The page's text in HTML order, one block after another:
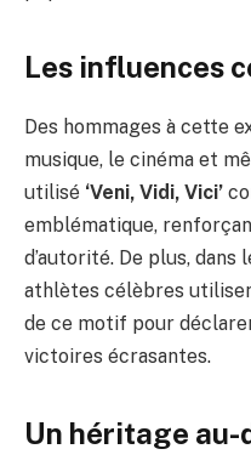
Les influences
Des hommages à cette
musique, le cinéma et
utilisé ‘Veni, Vidi, Vici’
emblématique,
d’autorité. De plus, dans
athlètes célèbres
de ce motif pour
victoires écrasantes.
Un héritage au-